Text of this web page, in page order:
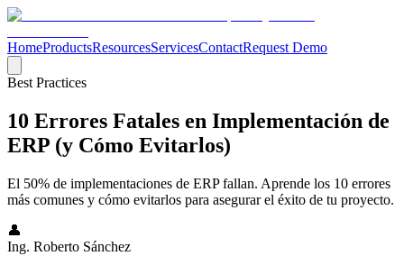
HomeProductsResourcesServicesContactRequest Demo
Best Practices
10 Errores Fatales en Implementación de
ERP (y Cómo Evitarlos)
El 50% de implementaciones de ERP fallan. Aprende los 10 errores
más comunes y cómo evitarlos para asegurar el éxito de tu proyecto.
👤
Ing. Roberto Sánchez